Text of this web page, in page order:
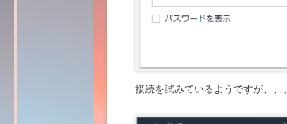
接続を試みているようですが、、、